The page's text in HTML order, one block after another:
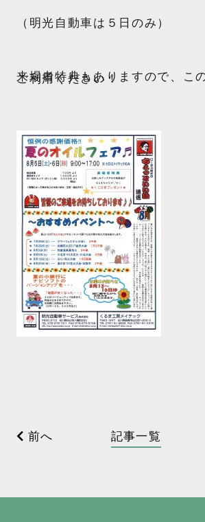
（明光自動車は５日のみ）
来場者特典もありますので、こ
ご利用ください！
前へ 記事一覧